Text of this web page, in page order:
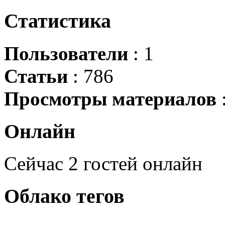
Статистика
Пользователи : 1
Статьи : 786
Просмотры материалов
Онлайн
Сейчас 2 гостей онлайн
Облако тегов